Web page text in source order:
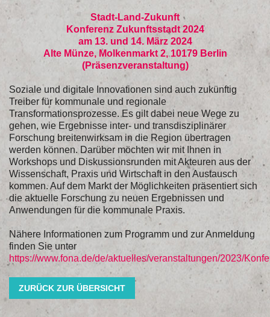
Stadt-Land-Zukunft
Konferenz Zukunftsstadt 2024
am 13. und 14. März 2024
Alte Münze, Molkenmarkt 2, 10179 Berlin
(Präsenzveranstaltung)
Soziale und digitale Innovationen sind auch zukünftig
Treiber für kommunale und regionale
Transformationsprozesse. Es gilt dabei neue Wege zu
gehen, wie Ergebnisse inter- und transdisziplinärer
Forschung breitenwirksam in die Region übertragen
werden können. Darüber möchten wir mit Ihnen in
Workshops und Diskussionsrunden mit Akteuren aus der
Wissenschaft, Praxis und Wirtschaft in den Austausch
kommen. Auf dem Markt der Möglichkeiten präsentiert sich
die aktuelle Forschung zu neuen Ergebnissen und
Anwendungen für die kommunale Praxis.
Nähere Informationen zum Programm und zur Anmeldung
finden Sie unter
https://www.fona.de/de/aktuelles/veranstaltungen/2023/
ZURÜCK ZUR ÜBERSICHT